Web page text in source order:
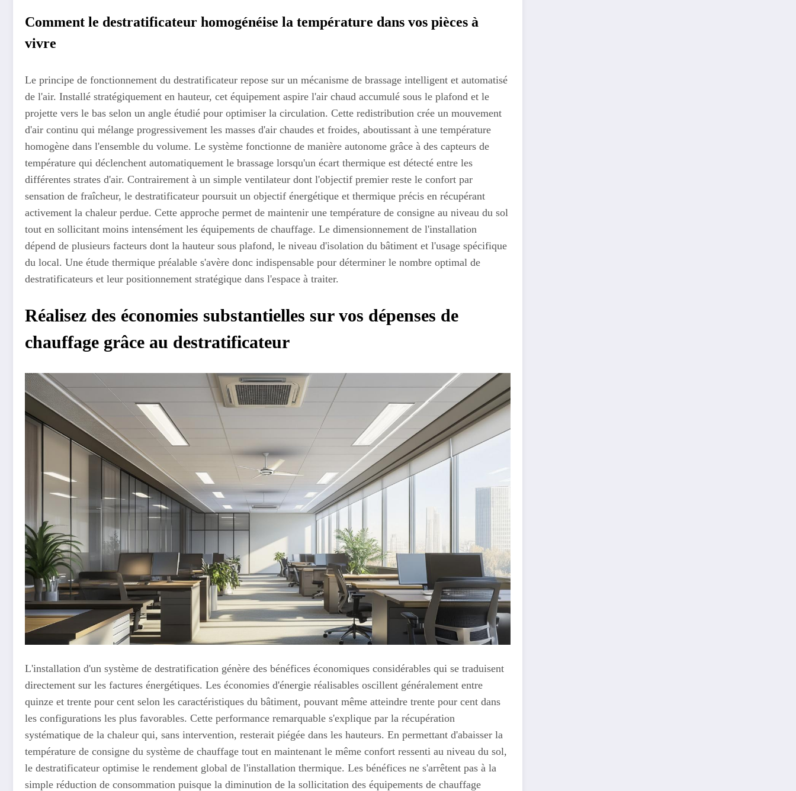
Comment le destratificateur homogénéise la température dans vos pièces à
vivre
Le principe de fonctionnement du destratificateur repose sur un mécanisme de brassage intelligent et automatisé
de l'air. Installé stratégiquement en hauteur, cet équipement aspire l'air chaud accumulé sous le plafond et le
projette vers le bas selon un angle étudié pour optimiser la circulation. Cette redistribution crée un mouvement
d'air continu qui mélange progressivement les masses d'air chaudes et froides, aboutissant à une température
homogène dans l'ensemble du volume. Le système fonctionne de manière autonome grâce à des capteurs de
température qui déclenchent automatiquement le brassage lorsqu'un écart thermique est détecté entre les
différentes strates d'air. Contrairement à un simple ventilateur dont l'objectif premier reste le confort par
sensation de fraîcheur, le destratificateur poursuit un objectif énergétique et thermique précis en récupérant
activement la chaleur perdue. Cette approche permet de maintenir une température de consigne au niveau du sol
tout en sollicitant moins intensément les équipements de chauffage. Le dimensionnement de l'installation
dépend de plusieurs facteurs dont la hauteur sous plafond, le niveau d'isolation du bâtiment et l'usage spécifique
du local. Une étude thermique préalable s'avère donc indispensable pour déterminer le nombre optimal de
destratificateurs et leur positionnement stratégique dans l'espace à traiter.
Réalisez des économies substantielles sur vos dépenses de
chauffage grâce au destratificateur
L'installation d'un système de destratification génère des bénéfices économiques considérables qui se traduisent
directement sur les factures énergétiques. Les économies d'énergie réalisables oscillent généralement entre
quinze et trente pour cent selon les caractéristiques du bâtiment, pouvant même atteindre trente pour cent dans
les configurations les plus favorables. Cette performance remarquable s'explique par la récupération
systématique de la chaleur qui, sans intervention, resterait piégée dans les hauteurs. En permettant d'abaisser la
température de consigne du système de chauffage tout en maintenant le même confort ressenti au niveau du sol,
le destratificateur optimise le rendement global de l'installation thermique. Les bénéfices ne s'arrêtent pas à la
simple réduction de consommation puisque la diminution de la sollicitation des équipements de chauffage